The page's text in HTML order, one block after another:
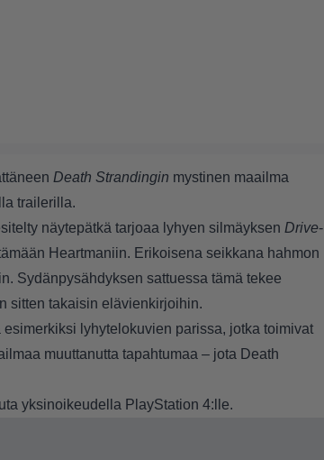
Death Strandingin mystinen maailma
trailerilla.
näytepätkä tarjoaa lyhyen silmäyksen Drive-
Heartmaniin. Erikoisena seikkana hahmon
Sydänpysähdyksen sattuessa tämä tekee
sitten takaisin elävienkirjoihin.
lyhytelokuvien parissa, jotka toimivat
muuttanutta tapahtumaa – jota Death
yksinoikeudella PlayStation 4:lle.